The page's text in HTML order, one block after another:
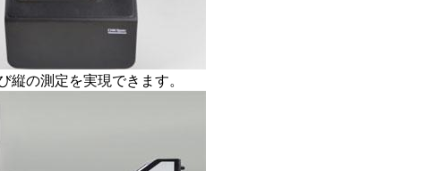
縦の測定を実現できます。